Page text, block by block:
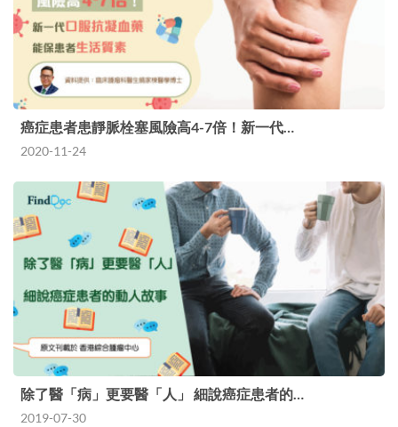
癌症患者患靜脈栓塞風險高4-7倍！新一代…
2020-11-24
除了醫「病」更要醫「人」 細說癌症患者的…
2019-07-30